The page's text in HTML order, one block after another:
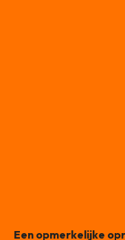
Een opmerkelijke